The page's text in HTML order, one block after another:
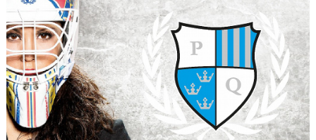
ISTIDER
DOKUMENT
UTBILDNING LEDARE
ISHALLENS RESTAURANG